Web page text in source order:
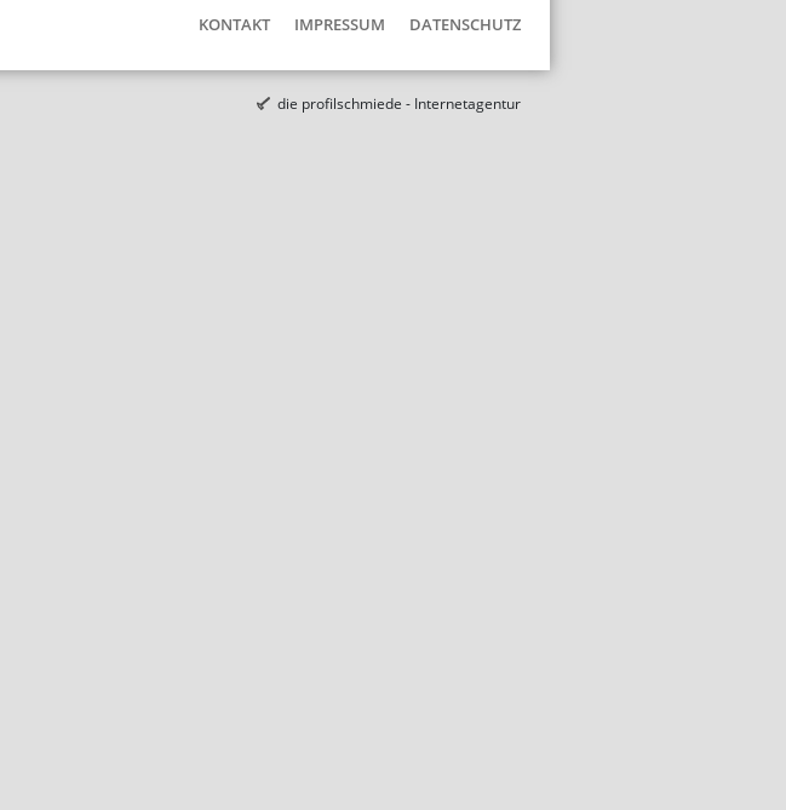
KONTAKT IMPRESSUM DATENSCHUTZ
die profilschmiede - Internetagentur